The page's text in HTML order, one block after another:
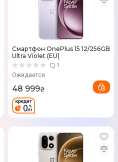
Смартфон OnePlus 15 12/256GB
Ultra Violet (EU)
1
Ожидается
48 999₴